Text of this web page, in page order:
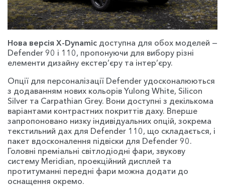
Нова версія X-Dynamic доступна для обох моделей —
Defender 90 і 110, пропонуючи для вибору різні
елементи дизайну екстер’єру та інтер’єру.
Опції для персоналізації Defender удосконалюються
з додаванням нових кольорів Yulong White, Silicon
Silver та Carpathian Grey. Вони доступні з декількома
варіантами контрастних покриттів даху. Вперше
запропоновано низку індивідуальних опцій, зокрема
текстильний дах для Defender 110, що складається, і
пакет вдосконалення підвіски для Defender 90.
Головні преміальні світлодіодні фари, звукову
систему Meridian, проекційний дисплей та
протитуманні передні фари можна додати до
оснащення окремо.